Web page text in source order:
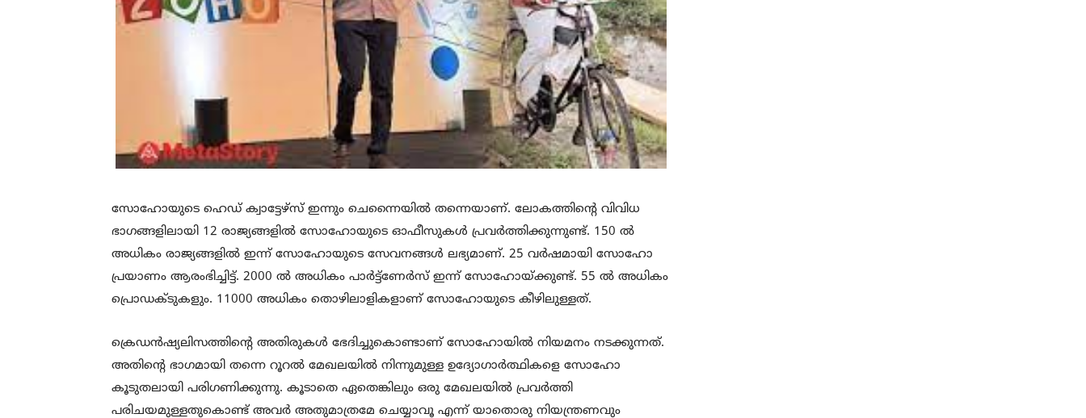
സോഹോയുടെ ഹെഡ് ക്വാട്ടേഴ്‌സ് ഇന്നും ചെന്നൈയിൽ തന്നെയാണ്. ലോകത്തിന്റെ വിവിധ
ഭാഗങ്ങളിലായി 12 രാജ്യങ്ങളിൽ സോഹോയുടെ ഓഫീസുകൾ പ്രവർത്തിക്കുന്നുണ്ട്. 150 ൽ
അധികം രാജ്യങ്ങളിൽ ഇന്ന് സോഹോയുടെ സേവനങ്ങൾ ലഭ്യമാണ്. 25 വർഷമായി സോഹോ
പ്രയാണം ആരംഭിച്ചിട്ട്. 2000 ൽ അധികം പാർട്ട്ണേർസ് ഇന്ന് സോഹോയ്ക്കുണ്ട്. 55 ൽ അധികം
പ്രൊഡക്ടുകളും. 11000 അധികം തൊഴിലാളികളാണ് സോഹോയുടെ കീഴിലുള്ളത്.
ക്രെഡൻഷ്യലിസത്തിന്റെ അതിരുകൾ ഭേദിച്ചുകൊണ്ടാണ് സോഹോയിൽ നിയമനം നടക്കുന്നത്.
അതിന്റെ ഭാഗമായി തന്നെ റൂറൽ മേഖലയിൽ നിന്നുമുള്ള ഉദ്യോഗാർത്ഥികളെ സോഹോ
കൂടുതലായി പരിഗണിക്കുന്നു. കൂടാതെ ഏതെങ്കിലും ഒരു മേഖലയിൽ പ്രവർത്തി
പരിചയമുള്ളതുകൊണ്ട് അവർ അതുമാത്രമേ ചെയ്യാവൂ എന്ന് യാതൊരു നിയന്ത്രണവും